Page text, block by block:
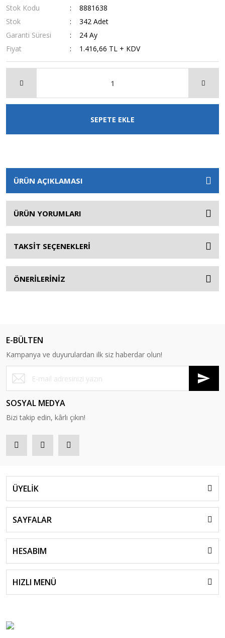
Stok Kodu
8881638
Stok
342 Adet
Garanti Süresi
24 Ay
Fiyat
1.416,66 TL + KDV
SEPETE EKLE
ÜRÜN AÇIKLAMASI
ÜRÜN YORUMLARI
TAKSİT SEÇENEKLERİ
ÖNERİLERİNİZ
E-BÜLTEN
Kampanya ve duyurulardan ilk siz haberdar olun!
SOSYAL MEDYA
Bizi takip edin, kârlı çıkın!
ÜYELİK
SAYFALAR
HESABIM
HIZLI MENÜ